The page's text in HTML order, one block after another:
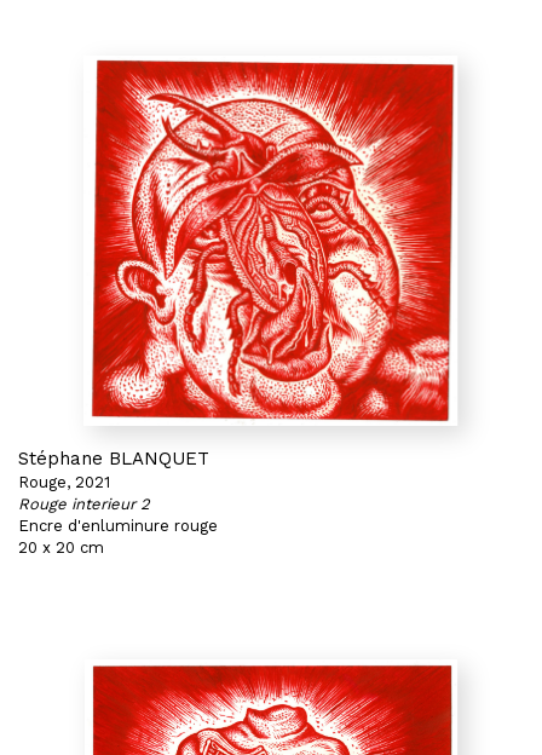
Stéphane BLANQUET
Rouge, 2021
Rouge interieur 2
Encre d'enluminure rouge
20 x 20 cm